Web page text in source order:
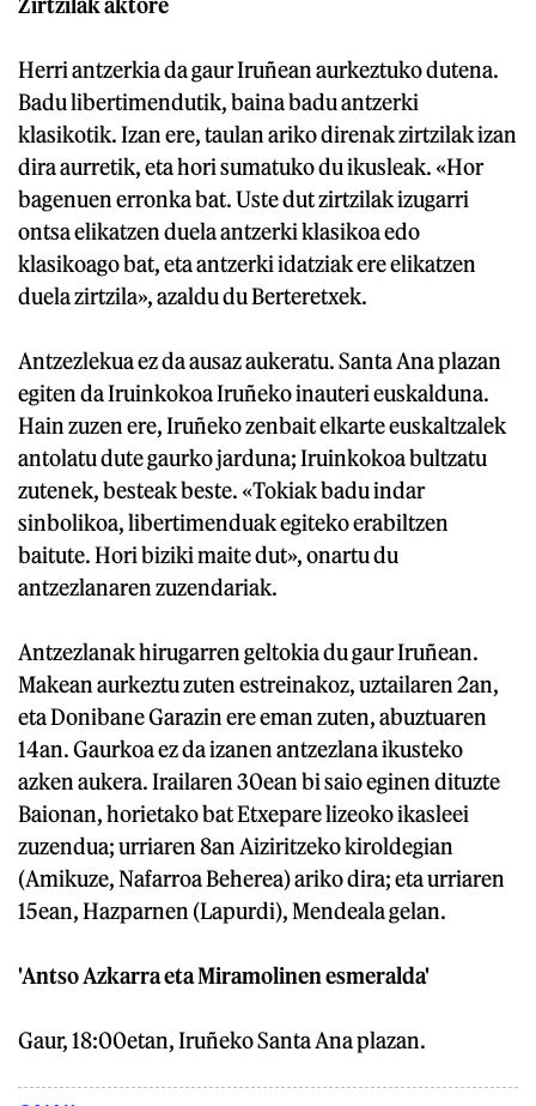
Herri antzerkia da gaur Iruñean aurkeztuko dutena.
Badu libertimendutik, baina badu antzerki
klasikotik. Izan ere, taulan ariko direnak zirtzilak izan
dira aurretik, eta hori sumatuko du ikusleak. «Hor
bagenuen erronka bat. Uste dut zirtzilak izugarri
ontsa elikatzen duela antzerki klasikoa edo
klasikoago bat, eta antzerki idatziak ere elikatzen
duela zirtzila», azaldu du Berteretxek.
Antzezlekua ez da ausaz aukeratu. Santa Ana plazan
egiten da Iruinkokoa Iruñeko inauteri euskalduna.
Hain zuzen ere, Iruñeko zenbait elkarte euskaltzalek
antolatu dute gaurko jarduna; Iruinkokoa bultzatu
zutenek, besteak beste. «Tokiak badu indar
sinbolikoa, libertimenduak egiteko erabiltzen
baitute. Hori biziki maite dut», onartu du
antzezlanaren zuzendariak.
Antzezlanak hirugarren geltokia du gaur Iruñean.
Makean aurkeztu zuten estreinakoz, uztailaren 2an,
eta Donibane Garazin ere eman zuten, abuztuaren
14an. Gaurkoa ez da izanen antzezlana ikusteko
azken aukera. Irailaren 30ean bi saio eginen dituzte
Baionan, horietako bat Etxepare lizeoko ikasleei
zuzendua; urriaren 8an Aiziritzeko kiroldegian
(Amikuze, Nafarroa Beherea) ariko dira; eta urriaren
15ean, Hazparnen (Lapurdi), Mendeala gelan.
'Antso Azkarra eta Miramolinen esmeralda'
Gaur, 18:00etan, Iruñeko Santa Ana plazan.